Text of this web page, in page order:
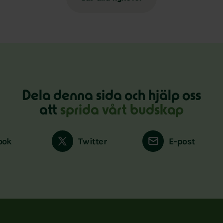
Dela denna sida och hjälp oss
att sprida vårt budskap
Twitter E-post